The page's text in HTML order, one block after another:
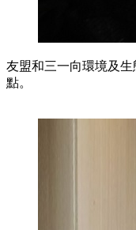
友盟和三一向環境及
點。